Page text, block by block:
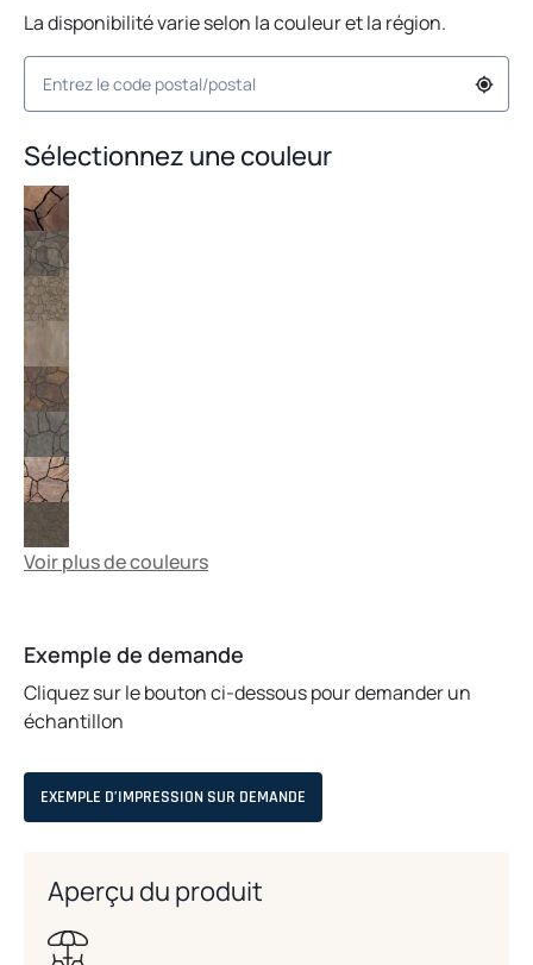
La disponibilité varie selon la couleur et la région.
Sélectionnez une couleur
Voir plus de couleurs
Exemple de demande
Cliquez sur le bouton ci-dessous pour demander un
échantillon
EXEMPLE D’IMPRESSION SUR DEMANDE
Aperçu du produit